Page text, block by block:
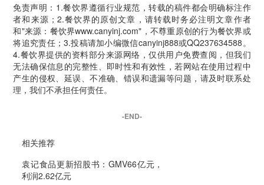
免责声明：1.餐饮界遵循行业规范，转载的稿件都会明确标注作
者和来源；2.餐饮界的原创文章，请转载时务必注明文章作者
和"来源：餐饮界www.canyinj.com"，不尊重原创的行为餐饮界或
将追究责任；3.投稿请加小编微信canyinj888或QQ237634588。
4.餐饮界提供的资料部分来源网络，仅供用户免费查阅，但我们
无法确保信息的完整性、即时性和有效性，若网站在使用过程中
产生的侵权、延误、不准确、错误和遗漏等问题，请及时联系处
理，我们不承担任何责任。
-END-
相关推荐
袁记食品更新招股书：GMV66亿元，
利润2.62亿元